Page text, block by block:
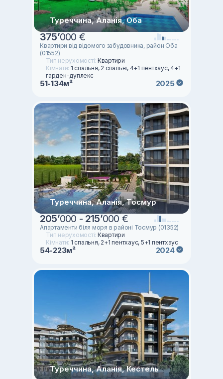
Туреччина, Аланія, Оба
375’000 €
Квартири від відомого забудовника, район Оба
(01552)
Тип нерухомості: Квартири
Кімнати: 1 спальня, 2 спальні, 4+1 пентхаус, 4+1
гарден-дуплекс
51-134м² 2025
Туреччина, Аланія, Тосмур
205’000 - 215’000 €
Апартаменти біля моря в районі Тосмур (01352)
Тип нерухомості: Квартири
Кімнати: 1 спальня, 2+1 пентхаус, 5+1 пентхаус
54-223м² 2024
Туреччина, Аланія, Кестель